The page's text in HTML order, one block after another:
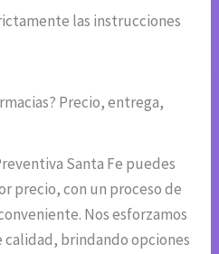
las instrucciones
Precio, entrega,
Santa Fe puedes
precio, con un proceso de
Nos esforzamos
brindando opciones